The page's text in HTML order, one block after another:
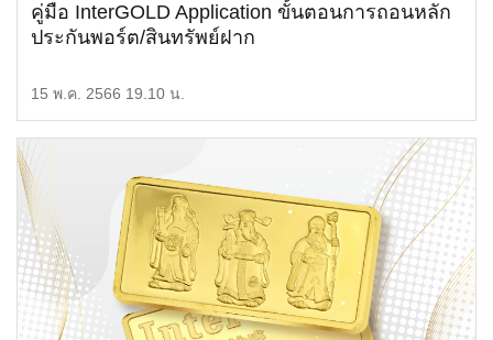
คู่มือ InterGOLD Application ขั้นตอนการถอนหลัก
ประกันพอร์ต/สินทรัพย์ฝาก
15 พ.ค. 2566 19.10 น.